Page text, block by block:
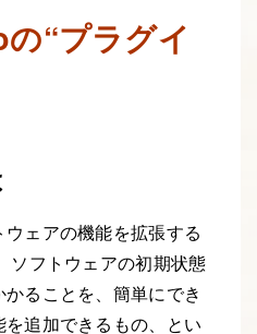
“プラグイ
ェアの機能を拡張する
ソフトウェアの初期状態
ることを、簡単にでき
追加できるもの、とい